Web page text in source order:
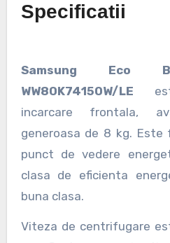
Specificatii
Samsung Eco
WW80K7415OW/LE
incarcare frontala,
generoasa de 8 kg.
punct de vedere
clasa de eficienta
buna clasa.
Viteza de centrifugare